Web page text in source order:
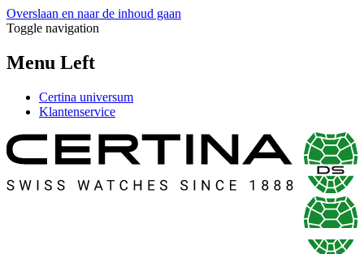
Overslaan en naar de inhoud gaan
Toggle navigation
Menu Left
Certina universum
Klantenservice